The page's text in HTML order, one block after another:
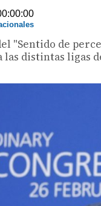
"Sentido de
las distintas